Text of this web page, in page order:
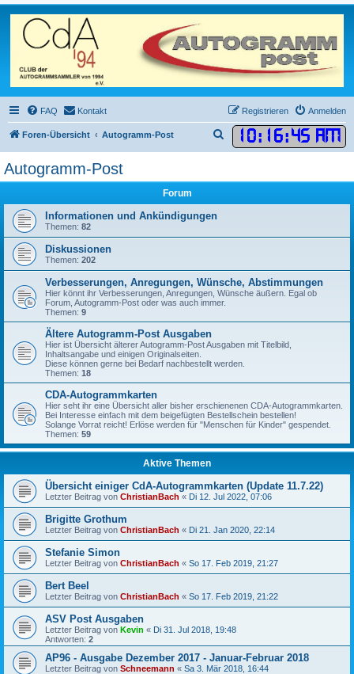
FAQ Kontakt Anmelden
Registrieren
Foren-Übersicht Autogramm-Post 10: 16:45 AM
u
Autogramm-Post
Forum
Informationen und Ankündigungen
Themen: 82
Diskussionen
Themen: 202
Verbesserungen, Anregungen, Wünsche, Abstimmungen
Hier könnt ihr Verbesserungen, Anregungen, Wünsche äußern. Egal ob
Forum, Autogramm-Post oder was auch immer.
Themen: 9
Ältere Autogramm-Post Ausgaben
Hier ist Übersicht älterer Autogramm-Post Ausgaben mit Titelbild,
Inhaltsangabe und einigen Originalseiten.
Diese können gerne bei Bedarf nachbestellt werden.
Themen: 18
CDA-Autogrammkarten
Hier seht ihr eine Übersicht aller bisher erschienenen CDA-Autogrammkarten.
Bei Interesse einfach mit dem beigefügten Bestellschein bestellen!
Solange Vorrat reicht! Erlöse werden für "Menschen für Kinder" gespendet.
Themen: 59
Aktive Themen
Übersicht einiger CdA-Autogrammkarten (Update 11.7.22)
Letzter Beitrag von ChristianBach « Di 12. Jul 2022, 07:06
Brigitte Grothum
Letzter Beitrag von ChristianBach « Di 21. Jan 2020, 22:14
Stefanie Simon
Letzter Beitrag von ChristianBach « So 17. Feb 2019, 21:27
Bert Beel
Letzter Beitrag von ChristianBach « So 17. Feb 2019, 21:22
ASV Post Ausgaben
Letzter Beitrag von Kevin « Di 31. Jul 2018, 19:48
Antworten: 2
AP96 - Ausgabe Dezember 2017 - Januar-Februar 2018
Letzter Beitrag von Schneemann « Sa 3. Mär 2018, 16:44